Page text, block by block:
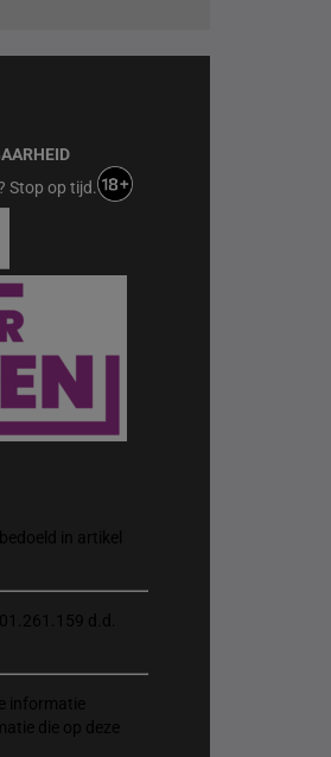
Stop op tijd.
in artikel
d.d.
informatie
die op deze